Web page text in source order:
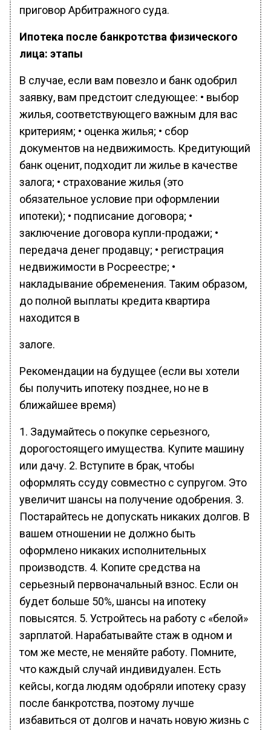
приговор Арбитражного суда.
Ипотека после банкротства физического
лица: этапы
В случае, если вам повезло и банк одобрил
заявку, вам предстоит следующее: • выбор
жилья, соответствующего важным для вас
критериям; • оценка жилья; • сбор
документов на недвижимость. Кредитующий
банк оценит, подходит ли жилье в качестве
залога; • страхование жилья (это
обязательное условие при оформлении
ипотеки); • подписание договора; •
заключение договора купли-продажи; •
передача денег продавцу; • регистрация
недвижимости в Росреестре; •
накладывание обременения. Таким образом,
до полной выплаты кредита квартира
находится в
залоге.
Рекомендации на будущее (если вы хотели
бы получить ипотеку позднее, но не в
ближайшее время)
1. Задумайтесь о покупке серьезного,
дорогостоящего имущества. Купите машину
или дачу. 2. Вступите в брак, чтобы
оформлять ссуду совместно с супругом. Это
увеличит шансы на получение одобрения. 3.
Постарайтесь не допускать никаких долгов. В
вашем отношении не должно быть
оформлено никаких исполнительных
производств. 4. Копите средства на
серьезный первоначальный взнос. Если он
будет больше 50%, шансы на ипотеку
повысятся. 5. Устройтесь на работу с «белой»
зарплатой. Нарабатывайте стаж в одном и
том же месте, не меняйте работу. Помните,
что каждый случай индивидуален. Есть
кейсы, когда людям одобряли ипотеку сразу
после банкротства, поэтому лучше
избавиться от долгов и начать новую жизнь с